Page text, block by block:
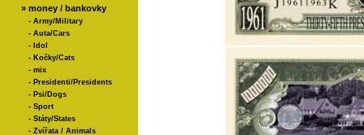
» money / bankovky
- Army/Military
- Auta/Cars
- Idol
- Kočky/Cats
- mix
- Presidenti/Presidents
- Psi/Dogs
- Sport
- Státy/States
- Zvířata / Animals